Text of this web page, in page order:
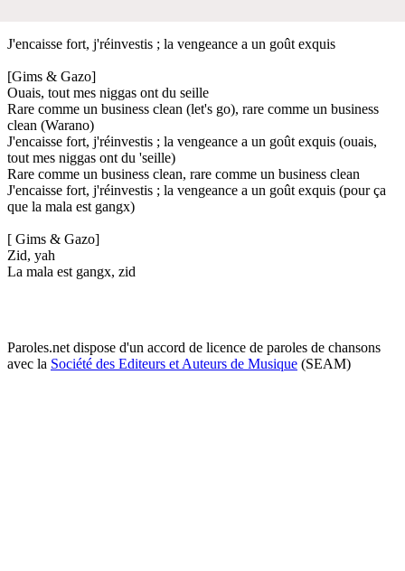
J'encaisse fort, j'réinvestis ; la vengeance a un goût exquis
[Gims & Gazo]
Ouais, tout mes niggas ont du seille
Rare comme un business clean (let's go), rare comme un business
clean (Warano)
J'encaisse fort, j'réinvestis ; la vengeance a un goût exquis (ouais,
tout mes niggas ont du 'seille)
Rare comme un business clean, rare comme un business clean
J'encaisse fort, j'réinvestis ; la vengeance a un goût exquis (pour ça
que la mala est gangx)
[ Gims & Gazo]
Zid, yah
La mala est gangx, zid
Paroles.net dispose d'un accord de licence de paroles de chansons
avec la Société des Editeurs et Auteurs de Musique (SEAM)